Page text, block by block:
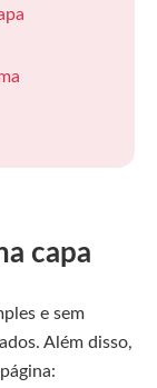
capa
e sem
Além disso,